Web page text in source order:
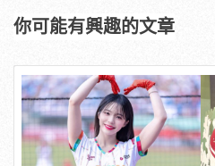
你可能有興趣的文章